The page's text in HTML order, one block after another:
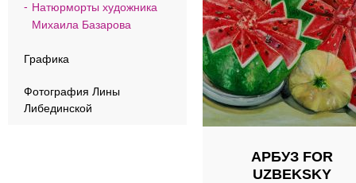
Натюрморты художника
Михаила Базарова
Графика
Фотография Лины
Либединской
АРБУЗ FOR
UZBEKSKY